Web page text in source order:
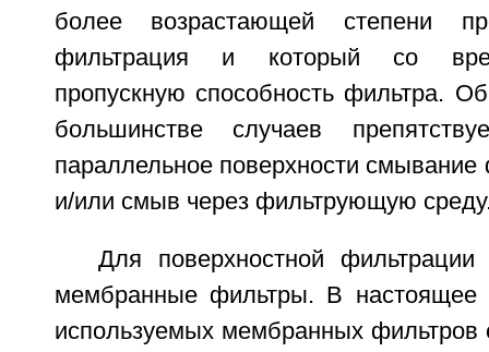
более возрастающей степени
фильтрация и который со
пропускную способность фильтра.
большинстве случаев
параллельное поверхности
и/или смыв через фильтрующую
Для поверхностной фильтрации
мембранные фильтры. В настоящее
используемых мембранных фильтров